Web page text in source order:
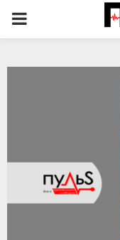
PRIMARY